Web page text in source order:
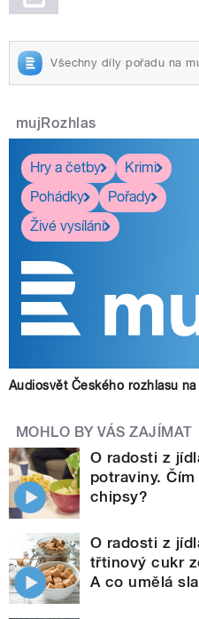
Všechny díly pořadu na
mujRozhlas
Hry a četby
Krimi
Pohádky
Pořady
Živé vysílání
Audiosvět Českého rozhlasu
MOHLO BY VÁS ZAJÍMAT
O radosti z
potraviny.
chipsy?
O radosti z
třtinový cukr
A co umělá